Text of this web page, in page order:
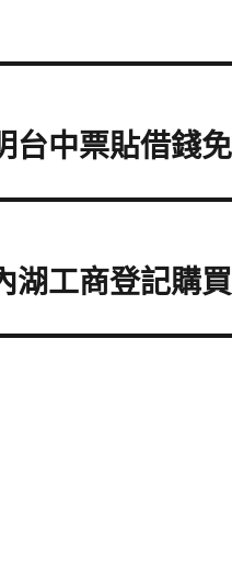
台中票貼借錢
湖工商登記購